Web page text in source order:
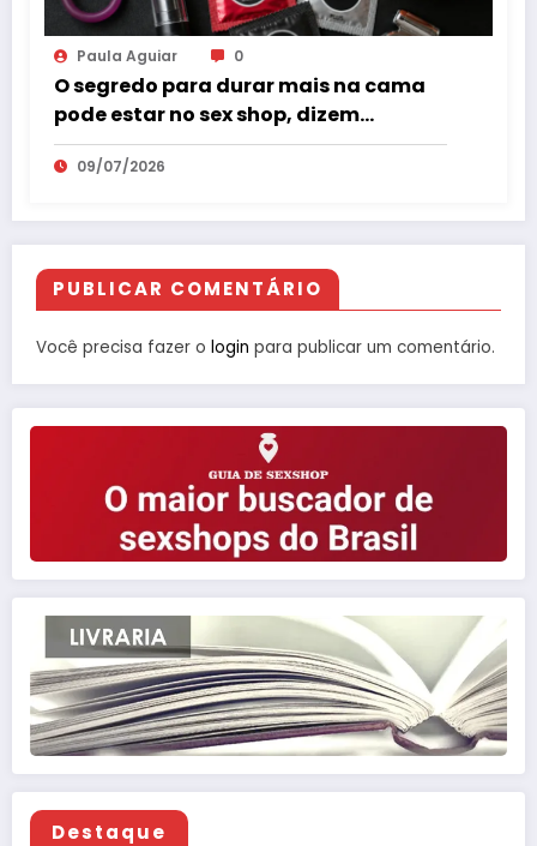
Paula Aguiar 0
O segredo para durar mais na cama
pode estar no sex shop, dizem
especialistas em saúde sexual
09/07/2026
PUBLICAR COMENTÁRIO
Você precisa fazer o login para publicar um comentário.
Destaque